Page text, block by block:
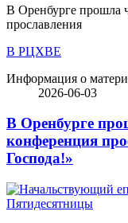
В Оренбурге прошла
прославления
В РЦХВЕ
Информация о
2026-06-03
В Оренбурге
конференция
Господа!»